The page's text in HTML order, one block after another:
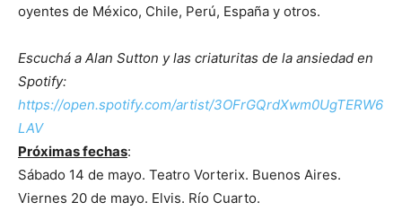
oyentes de México, Chile, Perú, España y otros.
Escuchá a Alan Sutton y las criaturitas de la ansiedad en
Spotify:
https://open.spotify.com/artist/3OFrGQrdXwm0UgTERW6
LAV
Próximas fechas:
Sábado 14 de mayo. Teatro Vorterix. Buenos Aires.
Viernes 20 de mayo. Elvis. Río Cuarto.